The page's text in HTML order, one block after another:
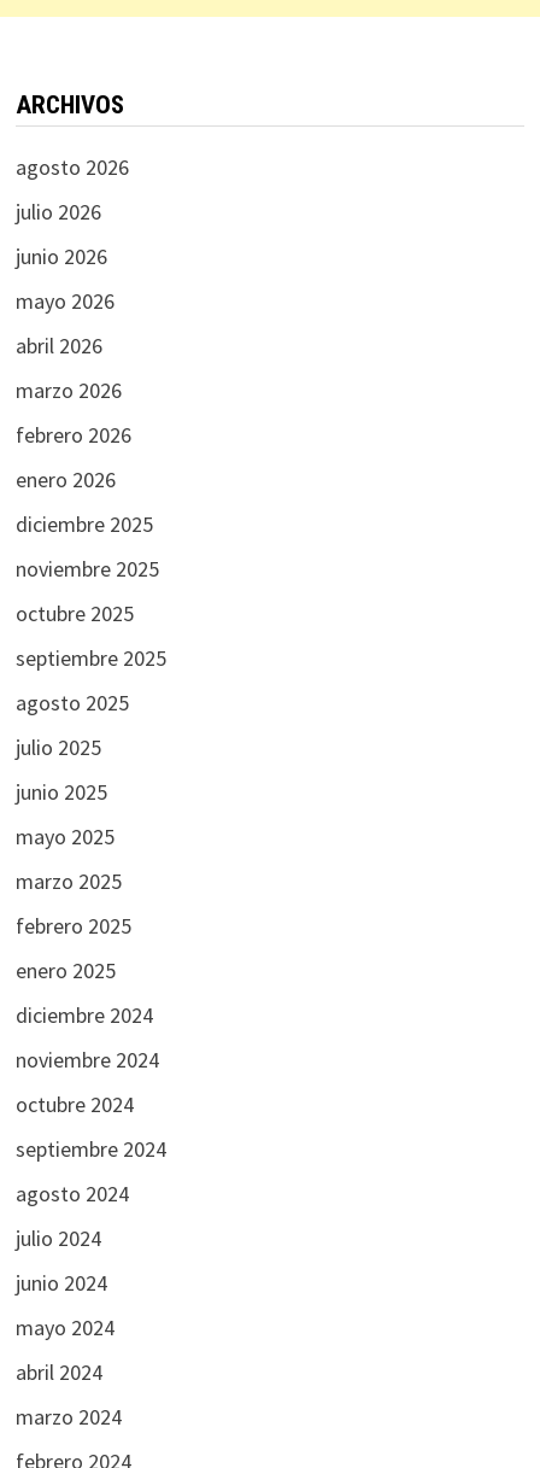
ARCHIVOS
agosto 2026
julio 2026
junio 2026
mayo 2026
abril 2026
marzo 2026
febrero 2026
enero 2026
diciembre 2025
noviembre 2025
octubre 2025
septiembre 2025
agosto 2025
julio 2025
junio 2025
mayo 2025
marzo 2025
febrero 2025
enero 2025
diciembre 2024
noviembre 2024
octubre 2024
septiembre 2024
agosto 2024
julio 2024
junio 2024
mayo 2024
abril 2024
marzo 2024
febrero 2024